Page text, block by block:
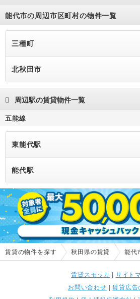
能代市の周辺市区町村の物件一覧
三種町
北秋田市
周辺駅の賃貸物件一覧
五能線
東能代駅
能代駅
賃貸の物件を探す 秋田県の賃貸 能代
賃貸スモッカ | サイト
お問い合わせ |賃貸広告